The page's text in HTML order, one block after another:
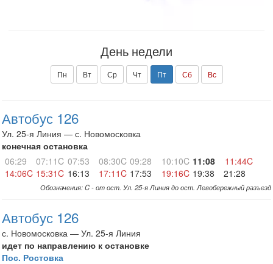
День недели
Пн Вт Ср Чт Пт Сб Вс
Автобус 126
Ул. 25-я Линия — с. Новомосковка
конечная остановка
06:29
07:11C 07:53 08:30C 09:28 10:10C 11:08
11:44C
14:06C 15:31C 16:13 17:11C 17:53 19:16C 19:38 21:28
Обозначения: C - от ост. Ул. 25-я Линия до ост. Левобережный разъезд
Автобус 126
с. Новомосковка — Ул. 25-я Линия
идет по направлению к остановке
Пос. Ростовка